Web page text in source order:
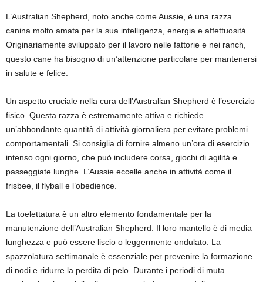
L’Australian Shepherd, noto anche come Aussie, è una razza
canina molto amata per la sua intelligenza, energia e affettuosità.
Originariamente sviluppato per il lavoro nelle fattorie e nei ranch,
questo cane ha bisogno di un’attenzione particolare per mantenersi
in salute e felice.
Un aspetto cruciale nella cura dell’Australian Shepherd è l’esercizio
fisico. Questa razza è estremamente attiva e richiede
un’abbondante quantità di attività giornaliera per evitare problemi
comportamentali. Si consiglia di fornire almeno un’ora di esercizio
intenso ogni giorno, che può includere corsa, giochi di agilità e
passeggiate lunghe. L’Aussie eccelle anche in attività come il
frisbee, il flyball e l’obedience.
La toelettatura è un altro elemento fondamentale per la
manutenzione dell’Australian Shepherd. Il loro mantello è di media
lunghezza e può essere liscio o leggermente ondulato. La
spazzolatura settimanale è essenziale per prevenire la formazione
di nodi e ridurre la perdita di pelo. Durante i periodi di muta